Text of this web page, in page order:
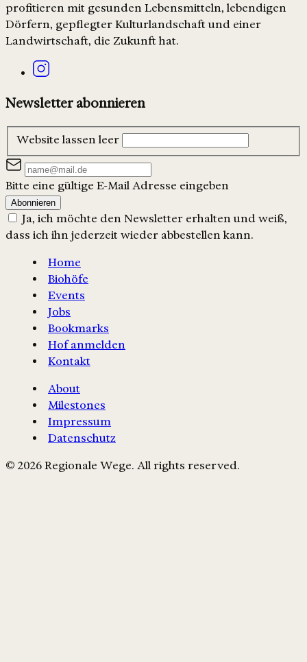
profitieren mit gesunden Lebensmitteln, lebendigen
Dörfern, gepflegter Kulturlandschaft und einer
Landwirtschaft, die Zukunft hat.
Newsletter abonnieren
Website lassen leer
Bitte eine gültige E-Mail Adresse eingeben
Abonnieren
Ja, ich möchte den Newsletter erhalten und weiß,
dass ich ihn jederzeit wieder abbestellen kann.
Home
Biohöfe
Events
Jobs
Bookmarks
Hof anmelden
Kontakt
About
Milestones
Impressum
Datenschutz
© 2026 Regionale Wege. All rights reserved.